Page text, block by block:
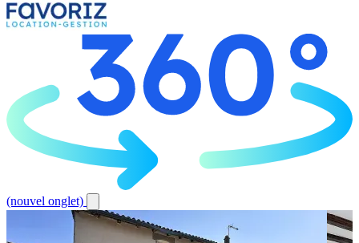
(nouvel onglet)